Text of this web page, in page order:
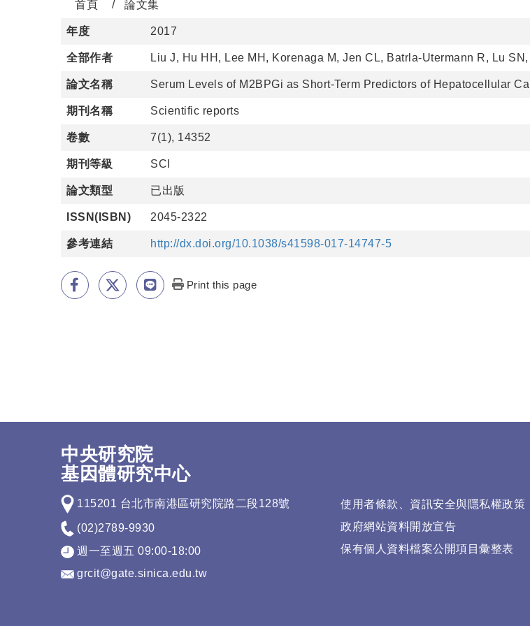
首頁 論文集
年度 2017
全部作者 Liu J, Hu HH, Lee MH, Korenaga M, Jen CL, Batrla-Utermann R, Lu
論文名稱 Serum Levels of M2BPGi as Short-Term Predictors of Hepatocellular
期刊名稱 Scientific reports
卷數 7(1), 14352
期刊等級 SCI
論文類型 已出版
ISSN(ISBN) 2045-2322
參考連結 http://dx.doi.org/10.1038/s41598-017-14747-5
Print this page
中央研究院
基因體研究中心
115201 台北市南港區研究院路二段128號
(02)2789-9930
週一至週五 09:00-18:00
grcit@gate.sinica.edu.tw
使用者條款、資訊安全與隱私權政策
政府網站資料開放宣告
保有個人資料檔案公開項目彙整表